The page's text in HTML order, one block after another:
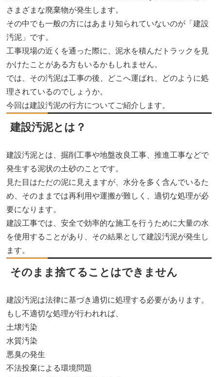
さまざまな廃棄物が発生します。
その中でも一般の方にはあまり知られていないのが「建設
汚泥」です。
工事現場の近くを通った際に、泥水を積んだトラックを見
かけたことがある方もいるかもしれません。
では、その汚泥は工事の後、どこへ運ばれ、どのように処
理されているのでしょうか。
今回は建設汚泥の行方についてご紹介します。
建設汚泥とは？
建設汚泥とは、掘削工事や地盤改良工事、推進工事などで
発生する泥状の土砂のことです。
見た目はただの泥に見えますが、水分を多く含んでいるた
め、そのままでは再利用や運搬が難しく、適切な処理が必
要になります。
建設工事では、安全で効率的な施工を行うために大量の水
を使用することがあり、その結果として建設汚泥が発生し
ます。
そのまま捨てることはできません
建設汚泥は法律に基づき適切に処理する必要があります。
もし不適切な処理が行われれば、
土壌汚染
水質汚染
悪臭の発生
不法投棄による環境問題